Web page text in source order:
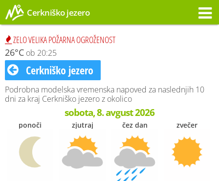
Cerkniško jezero
ZELO VELIKA POŽARNA OGROŽENOST
26°C ob 20:25
Cerkniško jezero
Podrobna modelska vremenska napoved za naslednjih 10
dni za kraj Cerkniško jezero z okolico
sobota, 8. avgust 2026
ponoči zjutraj čez dan zvečer